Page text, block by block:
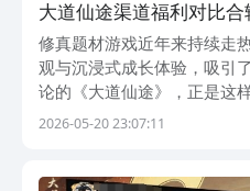
大道仙途渠道福利对比
包最多最划算
修真题材游戏近年来持续走
观与沉浸式成长体验，吸引
论的《大道仙途》，正是这
代放置玩法的新作。不少玩
2026-05-20 23:07:11